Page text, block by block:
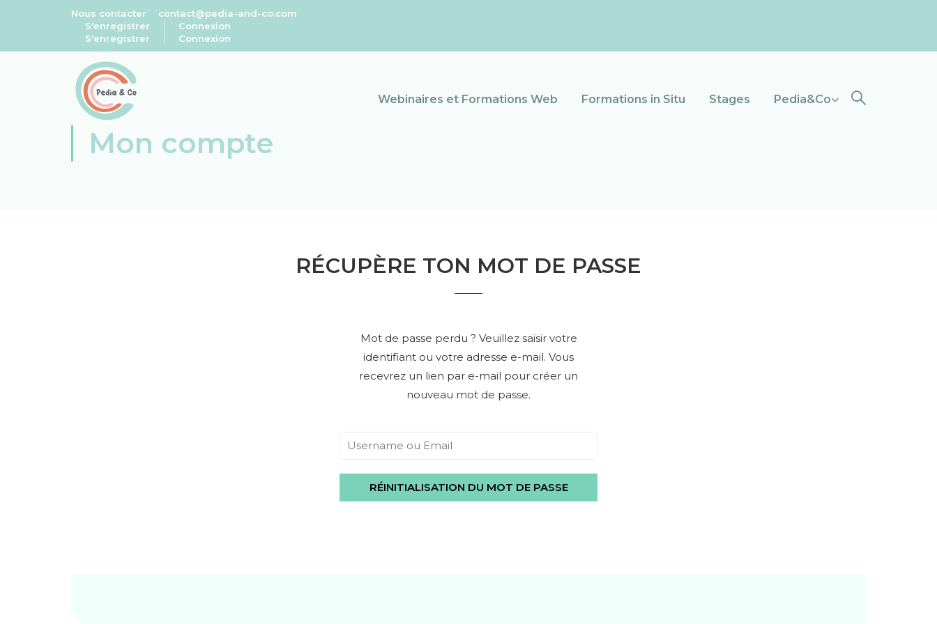
Nous contacter
contact@pedia-and-co.com
S'enregistrer
Connexion
S'enregistrer
Connexion
Webinaires et Formations Web Formations in Situ Stages Pedia&Co
Mon compte
RÉCUPÈRE TON MOT DE PASSE
Mot de passe perdu ? Veuillez saisir votre
identifiant ou votre adresse e-mail. Vous
recevrez un lien par e-mail pour créer un
nouveau mot de passe.